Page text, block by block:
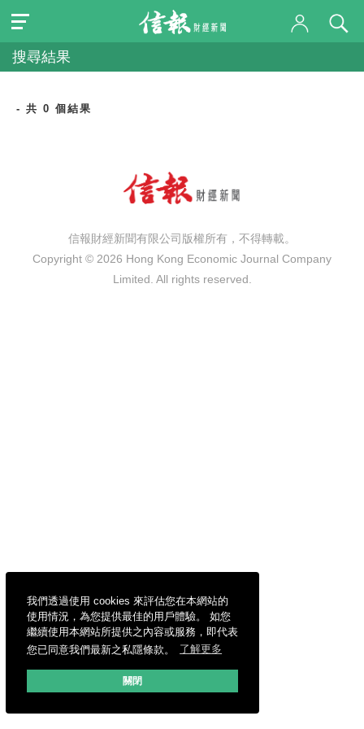
我們透過使用 cookies 來評估您在本網站的
使用情況，為您提供最佳的用戶體驗。 如您
繼續使用本網站所提供之內容或服務，即代表
您已同意我們最新之私隱條款。
了解更多
關閉
搜尋結果
- 共 0 個結果
信報財經新聞有限公司版權所有，不得轉載。
Copyright © 2026 Hong Kong Economic Journal Company
Limited. All rights reserved.